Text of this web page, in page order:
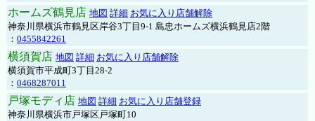
ホームズ鶴見店 地図 詳細 お気に入り店舗解除
神奈川県横浜市鶴見区岸谷3丁目9-1 島忠ホームズ横浜鶴見店2階
： 0455842261
横須賀店 地図 詳細 お気に入り店舗解除
横須賀市平成町3丁目28-2
： 0468287011
戸塚モディ店 地図 詳細 お気に入り店舗登録
神奈川県横浜市戸塚区戸塚町10